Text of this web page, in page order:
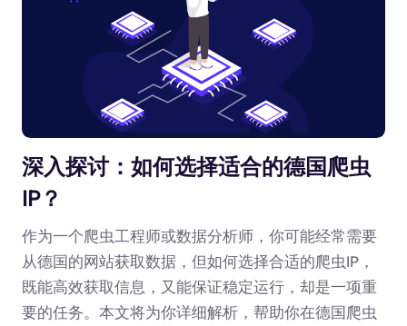
深入探讨：如何选择适合的德国爬虫
IP？
作为一个爬虫工程师或数据分析师，你可能经常需要
从德国的网站获取数据，但如何选择合适的爬虫IP，
既能高效获取信息，又能保证稳定运行，却是一项重
要的任务。本文将为你详细解析，帮助你在德国爬虫